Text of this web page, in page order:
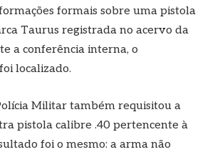
formais sobre uma pistola
Taurus registrada no acervo da
a conferência interna, o
localizado.
Militar também requisitou a
pistola calibre .40 pertencente à
foi o mesmo: a arma não